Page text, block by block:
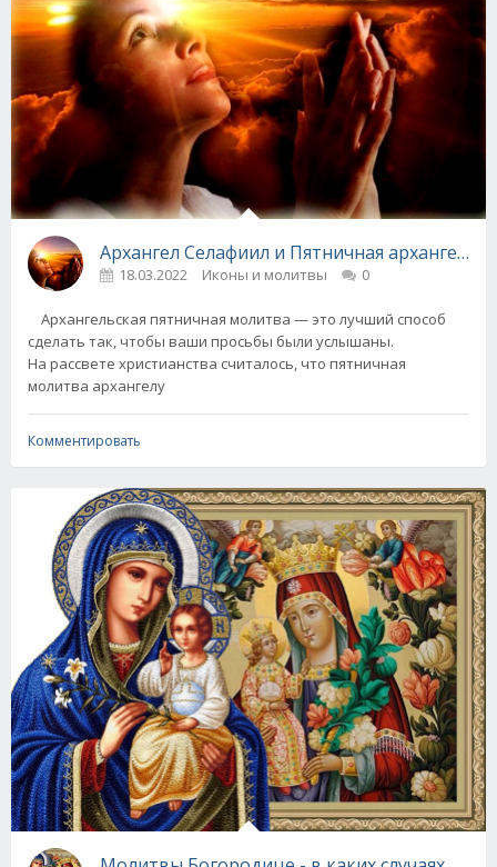
Архангел Селафиил и Пятничная
18.03.2022 Иконы и молитвы 0
Архангельская пятничная молитва — это лучший способ
сделать так, чтобы ваши просьбы были услышаны.
На рассвете христианства считалось, что пятничная
молитва архангелу
Комментировать